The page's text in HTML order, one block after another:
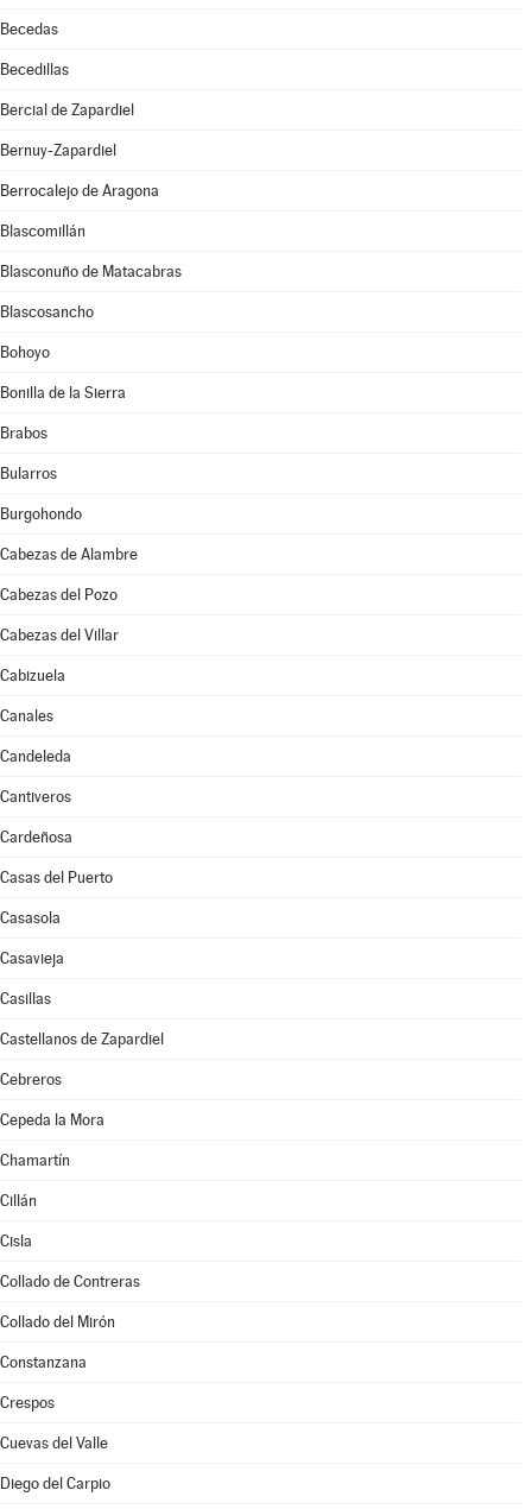
Becedas
Becedillas
Bercial de Zapardiel
Bernuy-Zapardiel
Berrocalejo de Aragona
Blascomillán
Blasconuño de Matacabras
Blascosancho
Bohoyo
Bonilla de la Sierra
Brabos
Bularros
Burgohondo
Cabezas de Alambre
Cabezas del Pozo
Cabezas del Villar
Cabizuela
Canales
Candeleda
Cantiveros
Cardeñosa
Casas del Puerto
Casasola
Casavieja
Casillas
Castellanos de Zapardiel
Cebreros
Cepeda la Mora
Chamartín
Cillán
Cisla
Collado de Contreras
Collado del Mirón
Constanzana
Crespos
Cuevas del Valle
Diego del Carpio